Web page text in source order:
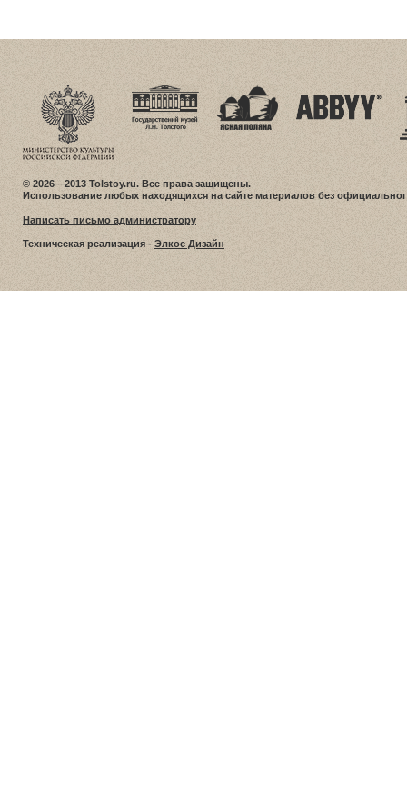
© 2026—2013 Tolstoy.ru. Все права защищены.
Использование любых находящихся на сайте материалов без
Написать письмо администратору
Техническая реализация - Элкос Дизайн